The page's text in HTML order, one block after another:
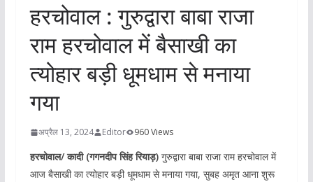
हरचोवाल : गुरुद्वारा बाबा राजा
राम हरचोवाल में बैसाखी का
त्योहार बड़ी धूमधाम से मनाया
गया
अप्रैल 13, 2024 Editor 960 Views
हरचोवाल/ कादी (गगनदीप सिंह रियाड़) गुरुद्वारा बाबा राजा राम हरचोवाल में
आज बैसाखी का त्योहार बड़ी धूमधाम से मनाया गया, सुबह अमृत आना शुरू